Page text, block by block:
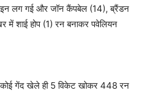
लग गई और जॉन कैंपबेल (14), ब्रैंडन
शाई होप (1) रन बनाकर पवेलियन
गेंद खेले ही 5 विकेट खोकर 448 रन